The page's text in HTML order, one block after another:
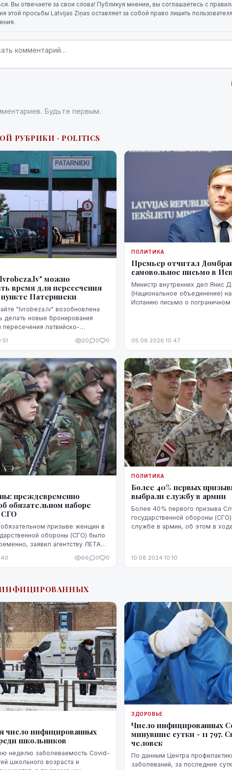
Вы отвечаете за свои слова! Публикуя мнение, вы соглашаетесь с
этой просьбы Latvijas Ziņas оставляет за собой право лишить
Будьте первым.
РУБРИКИ · POLITICS
можно
время для пересечения
Патерниеки
"lvrobeza.lv" возобновлена
делать новые бронирования
латвийско-
20 0 0
ПОЛИТИКА
Премьер отчитал
самовольное письмо в
Министр внутренних дел Янис
(Национальное объединение)
Испанию письмо о пограничном
05.08.2026 10:47
преждевременно
обязательном наборе
призыве женщин в
обороны (СГО) было
заявил агентству ЛЕТА
обороны Министерства об...
66 0 0
ПОЛИТИКА
Более 40% первых
выбрали службу в армии
Более 40% первого призыва
государственной обороны
службе в армии, об этом в
10.08.2024 10:10
число инфицированных
школьников
неделю заболеваемость Covid-
школьного возраста и
ЗДОРОВЬЕ
Число инфицированных
минувшие сутки - 11 797.
человек
По данным Центра
заболеваний, за последние